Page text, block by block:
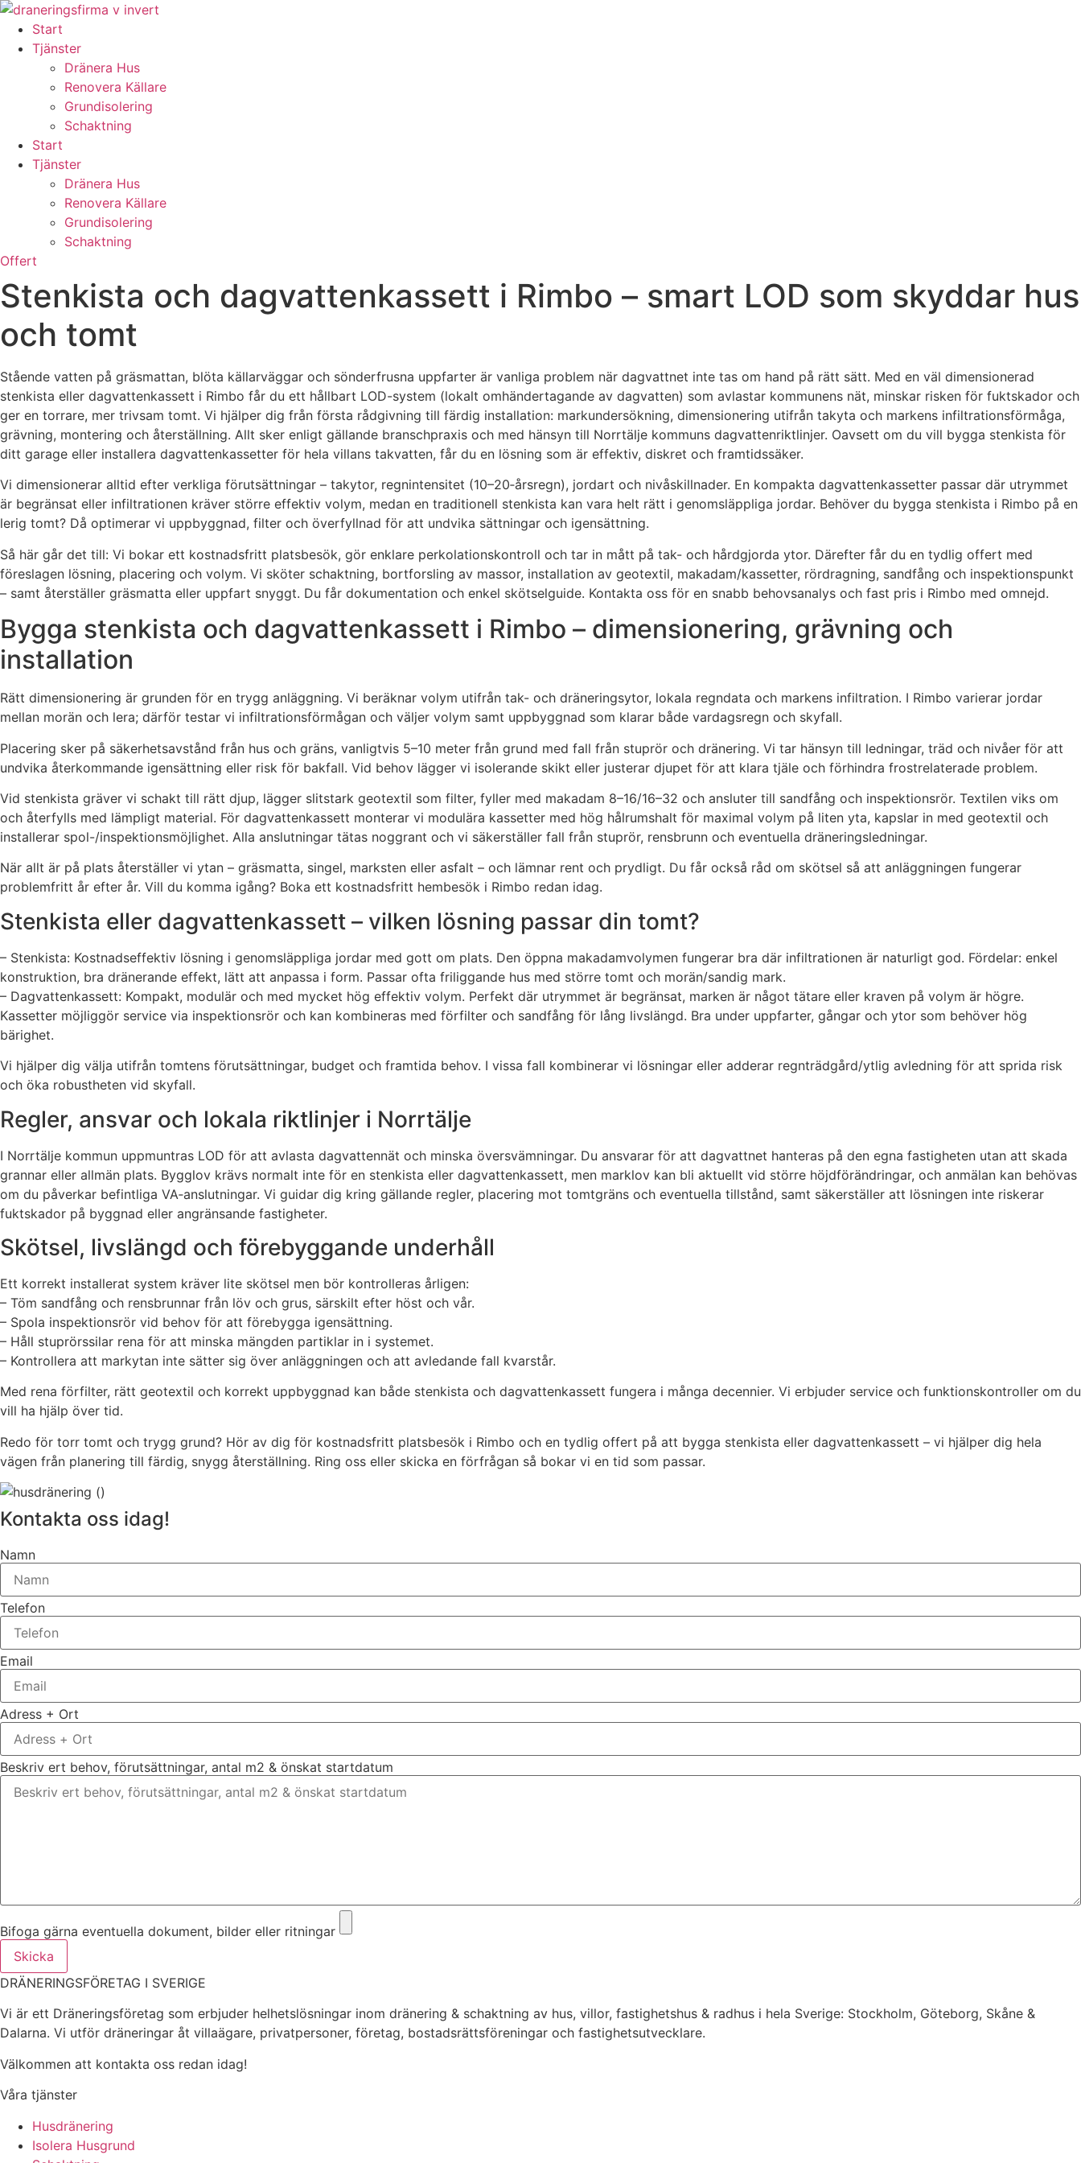
Skip
content
Start
Tjänster
Dränera Hus
Renovera Källare
Grundisolering
Schaktning
Start
Tjänster
Dränera Hus
Renovera Källare
Grundisolering
Schaktning
Offert
Stenkista och dagvattenkassett i Rimbo – smart LOD som skyddar hus
och tomt
Stående vatten på gräsmattan, blöta källarväggar och sönderfrusna uppfarter är vanliga problem när dagvattnet inte tas om hand på rätt sätt. Med en väl dimensionerad
stenkista eller dagvattenkassett i Rimbo får du ett hållbart LOD-system (lokalt omhändertagande av dagvatten) som avlastar kommunens nät, minskar risken för fuktskador och
ger en torrare, mer trivsam tomt. Vi hjälper dig från första rådgivning till färdig installation: markundersökning, dimensionering utifrån takyta och markens infiltrationsförmåga,
grävning, montering och återställning. Allt sker enligt gällande branschpraxis och med hänsyn till Norrtälje kommuns dagvattenriktlinjer. Oavsett om du vill bygga stenkista för
ditt garage eller installera dagvattenkassetter för hela villans takvatten, får du en lösning som är effektiv, diskret och framtidssäker.
Vi dimensionerar alltid efter verkliga förutsättningar – takytor, regnintensitet (10–20‑årsregn), jordart och nivåskillnader. En kompakta dagvattenkassetter passar där utrymmet
är begränsat eller infiltrationen kräver större effektiv volym, medan en traditionell stenkista kan vara helt rätt i genomsläppliga jordar. Behöver du bygga stenkista i Rimbo på en
lerig tomt? Då optimerar vi uppbyggnad, filter och överfyllnad för att undvika sättningar och igensättning.
Så här går det till: Vi bokar ett kostnadsfritt platsbesök, gör enklare perkolationskontroll och tar in mått på tak- och hårdgjorda ytor. Därefter får du en tydlig offert med
föreslagen lösning, placering och volym. Vi sköter schaktning, bortforsling av massor, installation av geotextil, makadam/kassetter, rördragning, sandfång och inspektionspunkt
– samt återställer gräsmatta eller uppfart snyggt. Du får dokumentation och enkel skötselguide. Kontakta oss för en snabb behovsanalys och fast pris i Rimbo med omnejd.
Bygga stenkista och dagvattenkassett i Rimbo – dimensionering, grävning och
installation
Rätt dimensionering är grunden för en trygg anläggning. Vi beräknar volym utifrån tak- och dräneringsytor, lokala regndata och markens infiltration. I Rimbo varierar jordar
mellan morän och lera; därför testar vi infiltrationsförmågan och väljer volym samt uppbyggnad som klarar både vardagsregn och skyfall.
Placering sker på säkerhetsavstånd från hus och gräns, vanligtvis 5–10 meter från grund med fall från stuprör och dränering. Vi tar hänsyn till ledningar, träd och nivåer för att
undvika återkommande igensättning eller risk för bakfall. Vid behov lägger vi isolerande skikt eller justerar djupet för att klara tjäle och förhindra frostrelaterade problem.
Vid stenkista gräver vi schakt till rätt djup, lägger slitstark geotextil som filter, fyller med makadam 8–16/16–32 och ansluter till sandfång och inspektionsrör. Textilen viks om
och återfylls med lämpligt material. För dagvattenkassett monterar vi modulära kassetter med hög hålrumshalt för maximal volym på liten yta, kapslar in med geotextil och
installerar spol-/inspektionsmöjlighet. Alla anslutningar tätas noggrant och vi säkerställer fall från stuprör, rensbrunn och eventuella dräneringsledningar.
När allt är på plats återställer vi ytan – gräsmatta, singel, marksten eller asfalt – och lämnar rent och prydligt. Du får också råd om skötsel så att anläggningen fungerar
problemfritt år efter år. Vill du komma igång? Boka ett kostnadsfritt hembesök i Rimbo redan idag.
Stenkista eller dagvattenkassett – vilken lösning passar din tomt?
– Stenkista: Kostnadseffektiv lösning i genomsläppliga jordar med gott om plats. Den öppna makadamvolymen fungerar bra där infiltrationen är naturligt god. Fördelar: enkel
konstruktion, bra dränerande effekt, lätt att anpassa i form. Passar ofta friliggande hus med större tomt och morän/sandig mark.
– Dagvattenkassett: Kompakt, modulär och med mycket hög effektiv volym. Perfekt där utrymmet är begränsat, marken är något tätare eller kraven på volym är högre.
Kassetter möjliggör service via inspektionsrör och kan kombineras med förfilter och sandfång för lång livslängd. Bra under uppfarter, gångar och ytor som behöver hög
bärighet.
Vi hjälper dig välja utifrån tomtens förutsättningar, budget och framtida behov. I vissa fall kombinerar vi lösningar eller adderar regnträdgård/ytlig avledning för att sprida risk
och öka robustheten vid skyfall.
Regler, ansvar och lokala riktlinjer i Norrtälje
I Norrtälje kommun uppmuntras LOD för att avlasta dagvattennät och minska översvämningar. Du ansvarar för att dagvattnet hanteras på den egna fastigheten utan att skada
grannar eller allmän plats. Bygglov krävs normalt inte för en stenkista eller dagvattenkassett, men marklov kan bli aktuellt vid större höjdförändringar, och anmälan kan behövas
om du påverkar befintliga VA‑anslutningar. Vi guidar dig kring gällande regler, placering mot tomtgräns och eventuella tillstånd, samt säkerställer att lösningen inte riskerar
fuktskador på byggnad eller angränsande fastigheter.
Skötsel, livslängd och förebyggande underhåll
Ett korrekt installerat system kräver lite skötsel men bör kontrolleras årligen:
– Töm sandfång och rensbrunnar från löv och grus, särskilt efter höst och vår.
– Spola inspektionsrör vid behov för att förebygga igensättning.
– Håll stuprörssilar rena för att minska mängden partiklar in i systemet.
– Kontrollera att markytan inte sätter sig över anläggningen och att avledande fall kvarstår.
Med rena förfilter, rätt geotextil och korrekt uppbyggnad kan både stenkista och dagvattenkassett fungera i många decennier. Vi erbjuder service och funktionskontroller om du
vill ha hjälp över tid.
Redo för torr tomt och trygg grund? Hör av dig för kostnadsfritt platsbesök i Rimbo och en tydlig offert på att bygga stenkista eller dagvattenkassett – vi hjälper dig hela
vägen från planering till färdig, snygg återställning. Ring oss eller skicka en förfrågan så bokar vi en tid som passar.
Kontakta oss idag!
Namn
Telefon
Email
Adress + Ort
Beskriv ert behov, förutsättningar, antal m2 & önskat startdatum
Bifoga gärna eventuella dokument, bilder eller ritningar
Skicka
DRÄNERINGSFÖRETAG I SVERIGE
Vi är ett Dräneringsföretag som erbjuder helhetslösningar inom dränering & schaktning av hus, villor, fastighetshus & radhus i hela Sverige: Stockholm, Göteborg, Skåne &
Dalarna. Vi utför dräneringar åt villaägare, privatpersoner, företag, bostadsrättsföreningar och fastighetsutvecklare.
Välkommen att kontakta oss redan idag!
Våra tjänster
Husdränering
Isolera Husgrund